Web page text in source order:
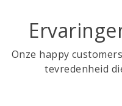
Onze happy
tevredenheid